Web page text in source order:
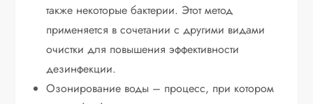
также некоторые бактерии. Этот метод
применяется в сочетании с другими видами
очистки для повышения эффективности
дезинфекции.
Озонирование воды – процесс, при котором